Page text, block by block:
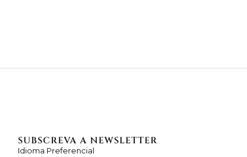
SUBSCREVA A NEWSLETTER
Idioma Preferencial